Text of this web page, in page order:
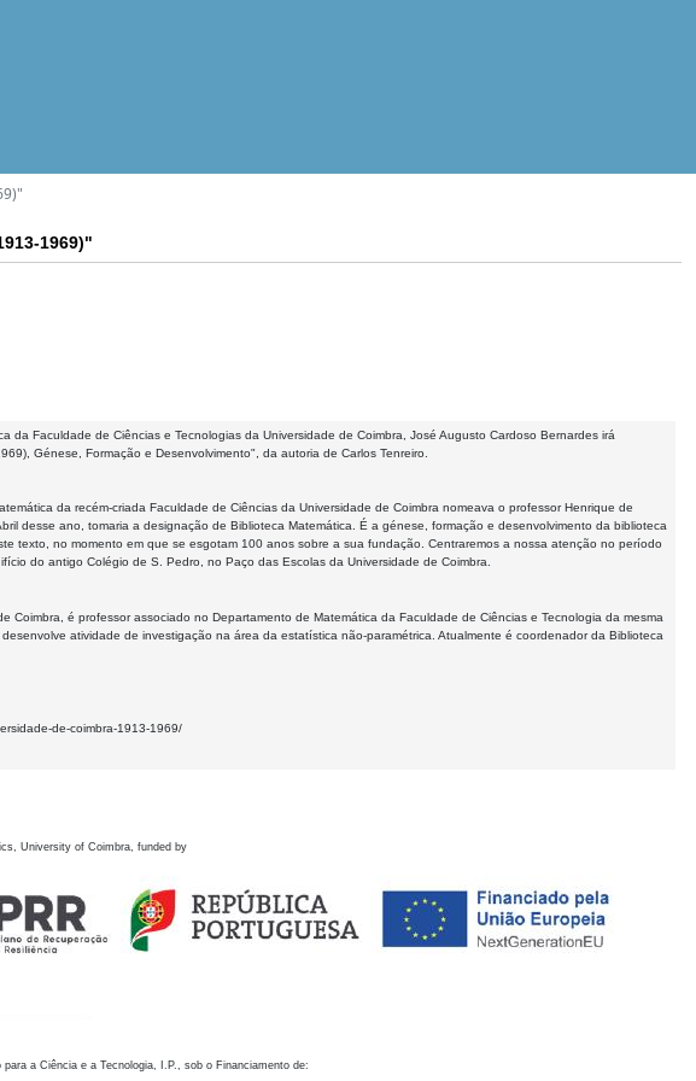
1969)"
Faculdade de Ciências e Tecnologias da Universidade de Coimbra, José Augusto Cardoso Bernardes irá
Génese, Formação e Desenvolvimento", da autoria de Carlos Tenreiro.
da recém-criada Faculdade de Ciências da Universidade de Coimbra nomeava o professor Henrique de
desse ano, tomaria a designação de Biblioteca Matemática. É a génese, formação e desenvolvimento da biblioteca
texto, no momento em que se esgotam 100 anos sobre a sua fundação. Centraremos a nossa atenção no período
do antigo Colégio de S. Pedro, no Paço das Escolas da Universidade de Coimbra.
Coimbra, é professor associado no Departamento de Matemática da Faculdade de Ciências e Tecnologia da mesma
atividade de investigação na área da estatística não-paramétrica. Atualmente é coordenador da Biblioteca
de-coimbra-1913-1969/
University of Coimbra, funded by
a Ciência e a Tecnologia, I.P., sob o Financiamento de: